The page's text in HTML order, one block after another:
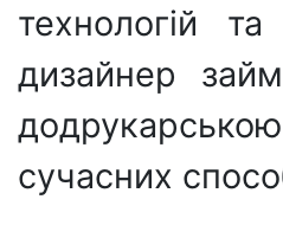
технологій
дизайнер
сучасних